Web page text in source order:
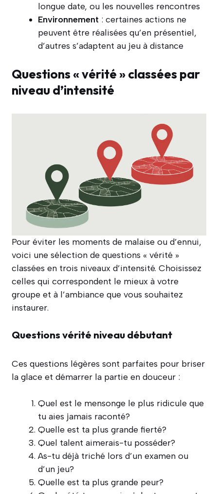
longue date, ou les nouvelles rencontres
Environnement : certaines actions ne
peuvent être réalisées qu’en présentiel,
d’autres s’adaptent au jeu à distance
Questions « vérité » classées par
niveau d’intensité
Pour éviter les moments de malaise ou d’ennui,
voici une sélection de questions « vérité »
classées en trois niveaux d’intensité. Choisissez
celles qui correspondent le mieux à votre
groupe et à l’ambiance que vous souhaitez
instaurer.
Questions vérité niveau débutant
Ces questions légères sont parfaites pour briser
la glace et démarrer la partie en douceur :
Quel est le mensonge le plus ridicule que
tu aies jamais raconté?
Quelle est ta plus grande fierté?
Quel talent aimerais-tu posséder?
As-tu déjà triché lors d’un examen ou
d’un jeu?
Quelle est ta plus grande peur?